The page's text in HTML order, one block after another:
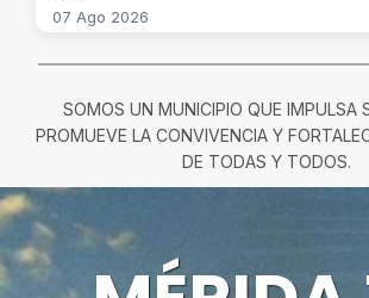
07 Ago 2026
SOMOS UN MUNICIPIO QUE IMPULSA
PROMUEVE LA CONVIVENCIA Y
DE TODAS Y TODOS.